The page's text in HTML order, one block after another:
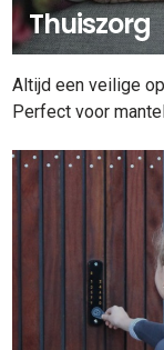
Thuiszorg
Altijd een veilige
Perfect voor